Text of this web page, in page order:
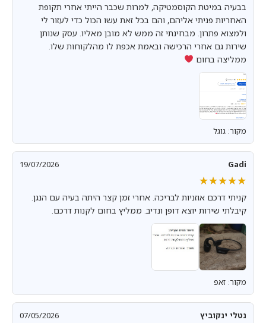
בבעיה במיטת הקוסמטיקה, למרות שכבר הייתי אחרי תקופת
האחריות פניתי אליהם, והם בכל זאת עשו הכול כדי לעזור לי
ולמצוא פתרון. מבחינתי זה ממש לא מובן מאליו. עסק שנותן
שירות גם אחרי הרכישה ובאמת אכפת לו מהלקוחות שלו.
ממליצה בחום
מקור: גוגל
Gadi
19/07/2026
★★★★★
★★★★★
קניתי דרכם אוזניות לבריכה. אחרי זמן קצר היתה בעיה עם הנגן.
קיבלתי שירות יוצא דופן ונדיב. ממליץ בחום לקנות דרכם.
מקור: זאפ
נטלי ינקוביץ 07/05/2026